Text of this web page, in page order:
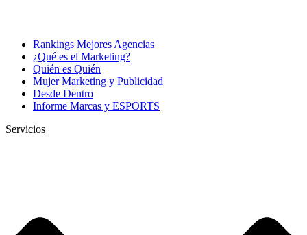
Rankings Mejores Agencias
¿Qué es el Marketing?
Quién es Quién
Mujer Marketing y Publicidad
Desde Dentro
Informe Marcas y ESPORTS
Servicios